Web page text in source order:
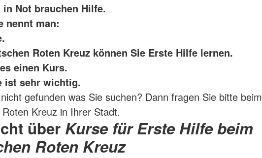
in Not brauchen Hilfe.
nennt man:
Roten Kreuz können Sie Erste Hilfe lernen.
einen Kurs.
ist sehr wichtig.
gefunden was Sie suchen? Dann fragen Sie bitte beim
Kreuz in Ihrer Stadt.
über Kurse für Erste Hilfe beim
Roten Kreuz